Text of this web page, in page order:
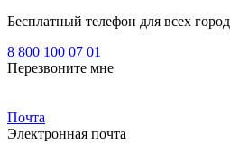
Бесплатный телефон для всех
8 800 100 07 01
Перезвоните мне
Почта
Электронная почта